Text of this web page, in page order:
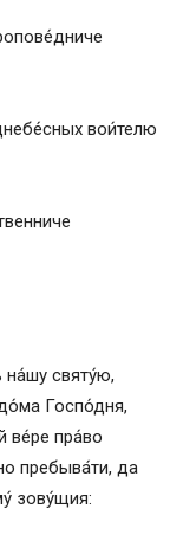
вои́телю
святу́ю,
Госпо́дня,
ве́ре пра́во
пребыва́ти, да
зову́щия: